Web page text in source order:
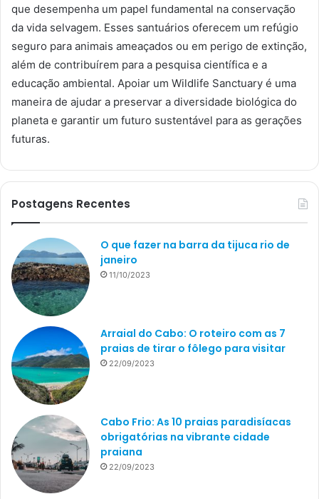
que desempenha um papel fundamental na conservação
da vida selvagem. Esses santuários oferecem um refúgio
seguro para animais ameaçados ou em perigo de extinção,
além de contribuírem para a pesquisa científica e a
educação ambiental. Apoiar um Wildlife Sanctuary é uma
maneira de ajudar a preservar a diversidade biológica do
planeta e garantir um futuro sustentável para as gerações
futuras.
Postagens Recentes
O que fazer na barra da tijuca rio de
janeiro
11/10/2023
Arraial do Cabo: O roteiro com as 7
praias de tirar o fôlego para visitar
22/09/2023
Cabo Frio: As 10 praias paradisíacas
obrigatórias na vibrante cidade
praiana
22/09/2023